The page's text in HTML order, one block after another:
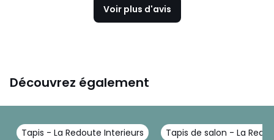
Voir plus d'avis
Découvrez également
Tapis - La Redoute Interieurs Tapis de salon - La